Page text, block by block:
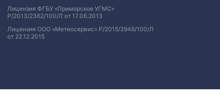
Лицензия ФГБУ «Приморское УГМС»
Р/2013/2362/100/Л от 17.06.2013
Лицензия ООО «Метеосервис» Р/2015/2946/100/Л
от 22.12.2015